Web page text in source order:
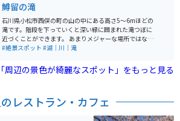
の近くまでいけます。 滝の近くまでは石の多い足元を歩
くことになりますので、小さなお子様やお年寄りには注
意が必要になります。オススメはやはり桜が満開の4月に
なりますが、それ以外の季節でも滝と川の風景とせせら
ぎの音によりいつでもリフレッシュできます。
鱒留の滝
石川県小松市西俣の町の山の中にある高さ5～6mほどの
滝です。階段を下っていくと深い緑に囲まれた滝つぼに
近づくことができます。 あまりメジャーな場所ではない
のか、ほとんど人はいないので、存分に自分だけの時間
す。バイクなら問題なく駐車できます。
#絶景スポット #湖｜川｜滝
「周辺の景色が綺麗なスポット」をもっと見る
レストラン・カフェ